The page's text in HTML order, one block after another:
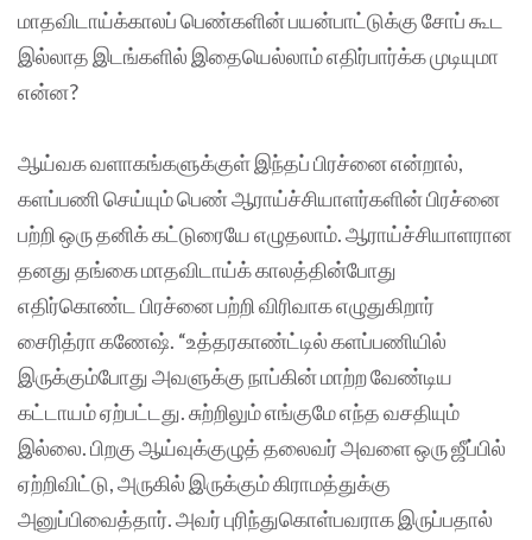
மாதவிடாய்க்காலப் பெண்களின் பயன்பாட்டுக்கு சோப் கூட
இல்லாத இடங்களில் இதையெல்லாம் எதிர்பார்க்க முடியுமா
என்ன?
ஆய்வக வளாகங்களுக்குள் இந்தப் பிரச்னை என்றால்,
களப்பணி செய்யும் பெண் ஆராய்ச்சியாளர்களின் பிரச்னை
பற்றி ஒரு தனிக் கட்டுரையே எழுதலாம். ஆராய்ச்சியாளரான
தனது தங்கை மாதவிடாய்க் காலத்தின்போது
எதிர்கொண்ட பிரச்னை பற்றி விரிவாக எழுதுகிறார்
சைரித்ரா கணேஷ். “உத்தரகாண்ட்டில் களப்பணியில்
இருக்கும்போது அவளுக்கு நாப்கின் மாற்ற வேண்டிய
கட்டாயம் ஏற்பட்டது. சுற்றிலும் எங்குமே எந்த வசதியும்
இல்லை. பிறகு ஆய்வுக்குழுத் தலைவர் அவளை ஒரு ஜீப்பில்
ஏற்றிவிட்டு, அருகில் இருக்கும் கிராமத்துக்கு
அனுப்பிவைத்தார். அவர் புரிந்துகொள்பவராக இருப்பதால்